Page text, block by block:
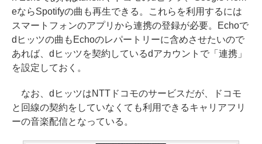
eならSpotifyの曲も再生できる。これらを利用するには
スマートフォンのアプリから連携の登録が必要。Echoで
dヒッツの曲もEchoのレパートリーに含めさせたいので
あれば、dヒッツを契約しているdアカウントで「連携」
を設定しておく。
なお、dヒッツはNTTドコモのサービスだが、ドコモ
と回線の契約をしていなくても利用できるキャリアフリ
ーの音楽配信となっている。